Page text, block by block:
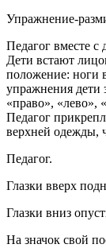
Упражнение-
Педагог вместе с
Дети встают
положение: ноги
упражнения дети
«право», «лево»,
Педагог
верхней одежды,
Педагог.
Глазки вверх
Глазки вниз
На значок свой